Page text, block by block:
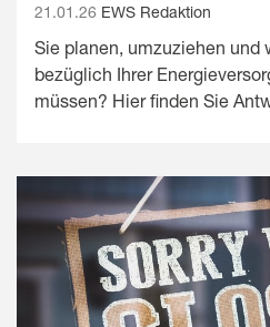
21.01.26 EWS Redaktion
Sie planen, umzuziehen und
bezüglich Ihrer
müssen? Hier finden Sie